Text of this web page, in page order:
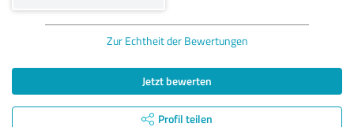
Zur Echtheit der Bewertungen
Jetzt bewerten
Profil teilen